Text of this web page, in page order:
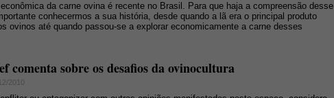
da carne ovina é recente no Brasil. Para que haja a compreensão desse
conhecermos a sua história, desde quando a lã era o principal produto
ovinos até quando passou-se a explorar economicamente a carne desses
comenta sobre os desafios da ovinocultura
2010